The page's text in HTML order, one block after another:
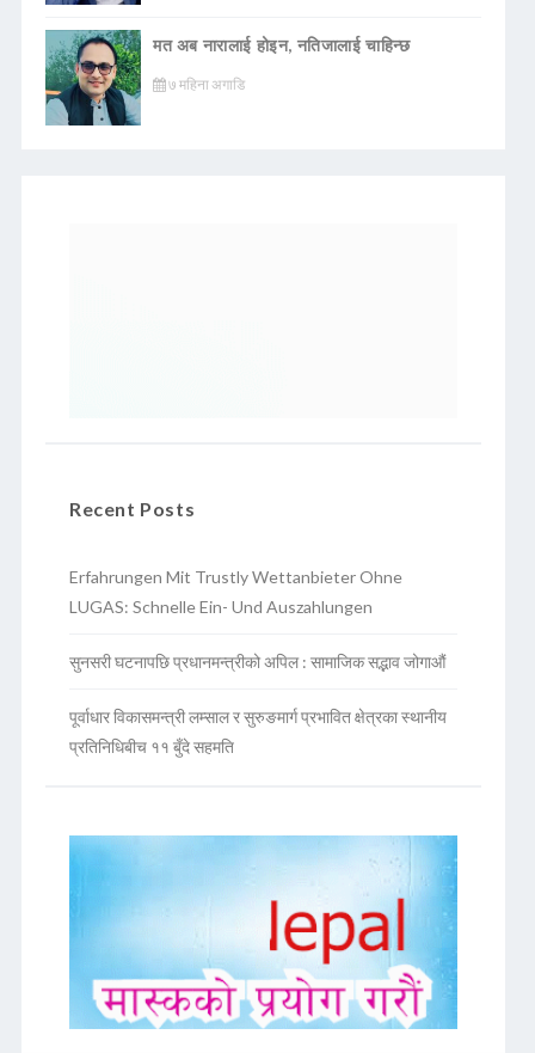
मत अब नारालाई होइन, नतिजालाई चाहिन्छ
७ महिना अगाडि
Recent Posts
Erfahrungen Mit Trustly Wettanbieter Ohne
LUGAS: Schnelle Ein- Und Auszahlungen
सुनसरी घटनापछि प्रधानमन्त्रीको अपिल : सामाजिक सद्भाव जोगाऔं
पूर्वाधार विकासमन्त्री लम्साल र सुरुङमार्ग प्रभावित क्षेत्रका स्थानीय
प्रतिनिधिबीच ११ बुँदे सहमति